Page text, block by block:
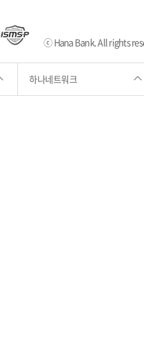
ⓒ Hana Bank. All rights
하나네트워크